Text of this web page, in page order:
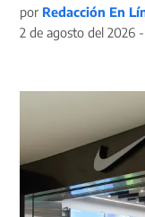
por Redacción En
2 de agosto del 2026